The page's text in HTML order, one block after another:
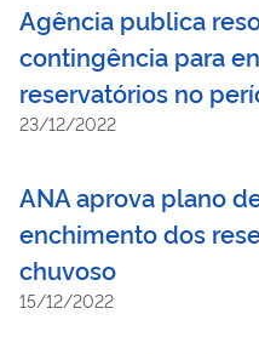
Agência publica
contingência para
reservatórios no
23/12/2022
ANA aprova plano
enchimento dos
chuvoso
15/12/2022